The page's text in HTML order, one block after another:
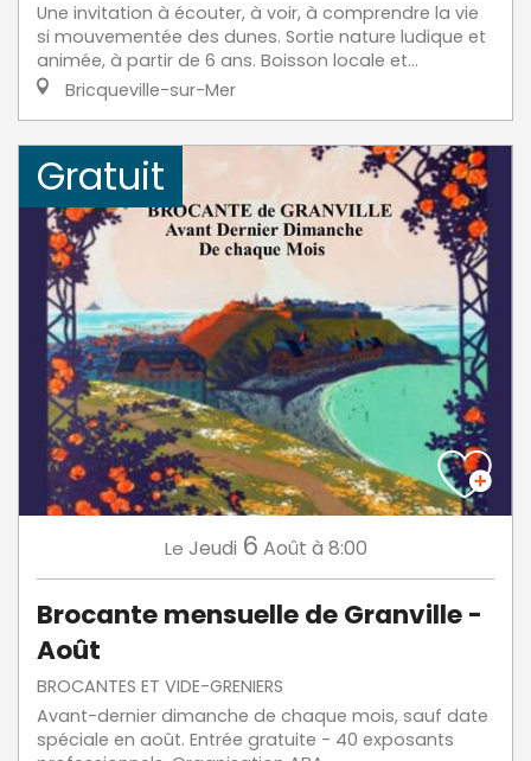
Une invitation à écouter, à voir, à comprendre la vie
si mouvementée des dunes. Sortie nature ludique et
animée, à partir de 6 ans. Boisson locale et...
Bricqueville-sur-Mer
Gratuit
Le Jeudi 6 Août à 8:00
Brocante mensuelle de Granville -
Août
BROCANTES ET VIDE-GRENIERS
Avant-dernier dimanche de chaque mois, sauf date
spéciale en août. Entrée gratuite - 40 exposants